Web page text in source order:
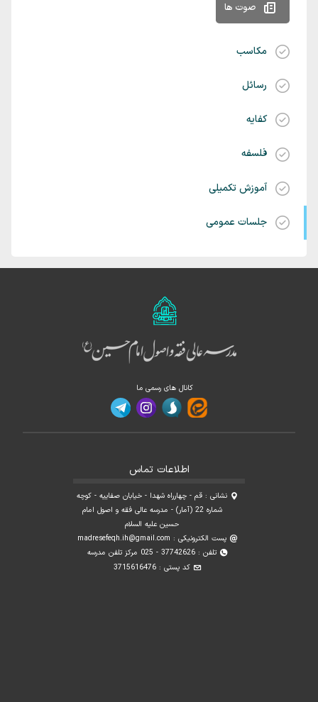
صوت ها
مکاسب
رسائل
کفایه
فلسفه
آموزش تکمیلی
جلسات عمومی
کانال های رسمی ما
اطلاعات تماس
نشانی : قم - چهارراه شهدا - خیابان صفاییه - کوچه
شماره 22 (آمار) - مدرسه عالی فقه و اصول امام
حسین علیه السلام
پست الکترونیکی : madresefeqh.ih@gmail.com
تلفن : 37742626 - 025 مرکز تلفن مدرسه
کد پستی : 3715616476